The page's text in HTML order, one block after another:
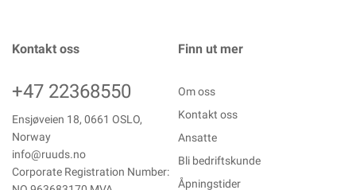
Kontakt oss
+47 22368550
Ensjøveien 18, 0661 OSLO,
Norway
info@ruuds.no
Corporate Registration Number:
Finn ut mer
Om oss
Kontakt oss
Ansatte
Bli bedriftskunde
Åpningstider